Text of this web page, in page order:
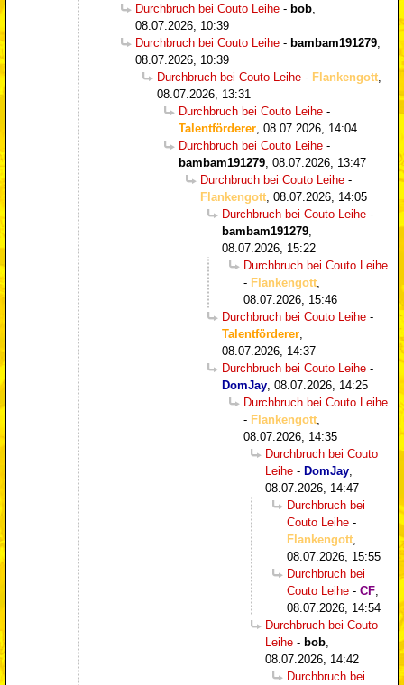
Durchbruch bei Couto Leihe - bob
08.07.2026, 10:39
Durchbruch bei Couto Leihe - bambam191279
08.07.2026, 10:39
Durchbruch bei Couto Leihe - Flankengott
08.07.2026, 13:31
Durchbruch bei Couto Leihe -
Talentförderer 08.07.2026, 14:04
Durchbruch bei Couto Leihe -
bambam191279 08.07.2026, 13:47
Durchbruch bei Couto Leihe -
Flankengott 08.07.2026, 14:05
Durchbruch bei Couto Leihe -
bambam191279
08.07.2026, 15:22
Durchbruch bei Couto Leihe
- Flankengott
08.07.2026, 15:46
Durchbruch bei Couto Leihe -
Talentförderer
08.07.2026, 14:37
Durchbruch bei Couto Leihe -
DomJay 08.07.2026, 14:25
Durchbruch bei Couto Leihe
- Flankengott
08.07.2026, 14:35
Durchbruch bei Couto
Leihe - DomJay
08.07.2026, 14:47
Durchbruch bei
Couto Leihe -
Flankengott
08.07.2026, 15:55
Durchbruch bei
Couto Leihe - CF
08.07.2026, 14:54
Durchbruch bei Couto
Leihe - bob
08.07.2026, 14:42
Durchbruch bei